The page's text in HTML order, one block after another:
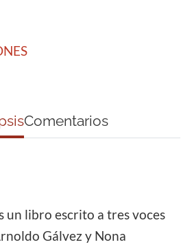
Comentarios
un libro escrito a tres voces
Gálvez y Nona